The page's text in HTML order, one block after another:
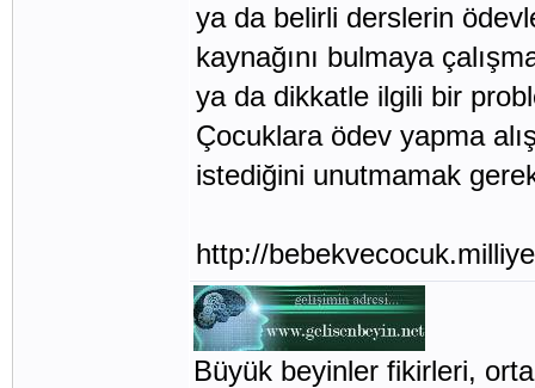
ya da belirli derslerin
kaynağını bulmaya
ya da dikkatle ilgili bir
Çocuklara ödev yapma
istediğini unutmamak
http://
Büyük beyinler fikirleri,